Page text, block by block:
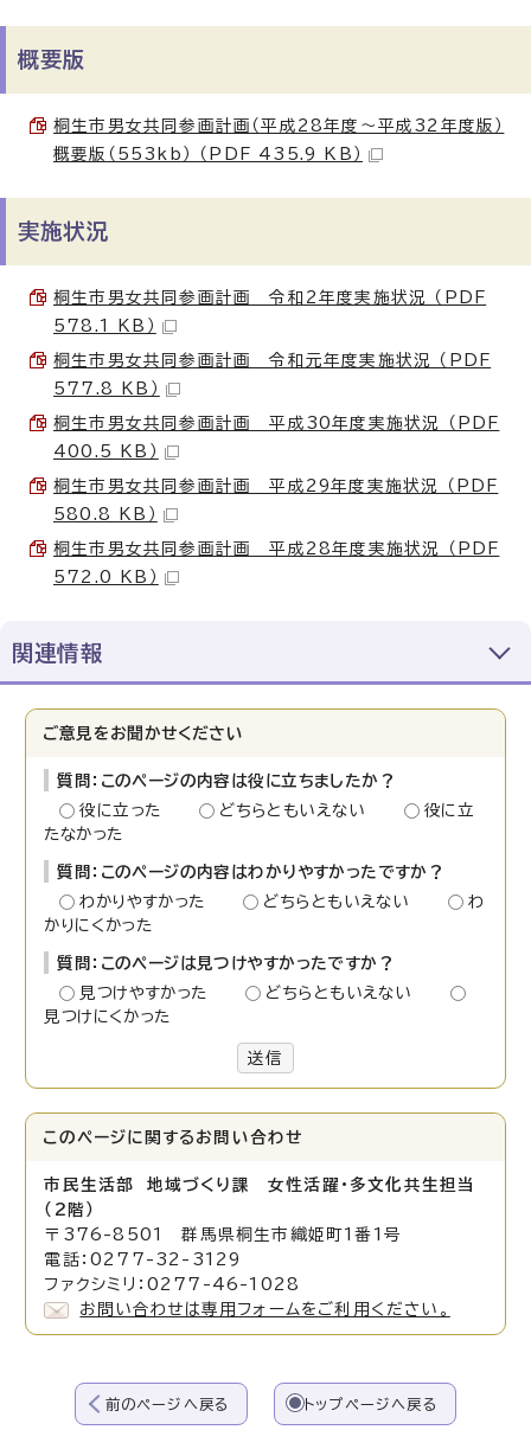
概要版
桐生市男女共同参画計画（平成28年度～平成32年度版）
概要版（553kb） （PDF 435.9 KB）
実施状況
桐生市男女共同参画計画 令和2年度実施状況 （PDF
578.1 KB）
桐生市男女共同参画計画 令和元年度実施状況 （PDF
577.8 KB）
桐生市男女共同参画計画 平成30年度実施状況 （PDF
400.5 KB）
桐生市男女共同参画計画 平成29年度実施状況 （PDF
580.8 KB）
桐生市男女共同参画計画 平成28年度実施状況 （PDF
572.0 KB）
関連情報
ご意見をお聞かせください
質問：このページの内容は役に立ちましたか？
役に立った
どちらともいえない
役に立
たなかった
質問：このページの内容はわかりやすかったですか？
わかりやすかった
どちらともいえない
わ
かりにくかった
質問：このページは見つけやすかったですか？
見つけやすかった
どちらともいえない
見つけにくかった
送信
このページに関する お問い合わせ
市民生活部 地域づくり課 女性活躍・多文化共生担当
（2階）
〒376-8501 群馬県桐生市織姫町1番1号
電話：0277-32-3129
ファクシミリ：0277-46-1028
お問い合わせは専用フォームをご利用ください。
前のページへ戻る トップページへ戻る